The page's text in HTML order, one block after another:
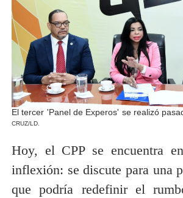
El tercer 'Panel de Experos' se realizó
CRUZ/LD.
Hoy, el CPP se encuentra
inflexión: se discute para una
que podría redefinir el